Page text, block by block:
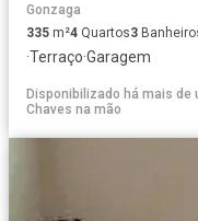
Gonzaga
335 m²4 Quartos3
·Terraço·Garagem
Disponibilizado há mais de
Chaves na mão